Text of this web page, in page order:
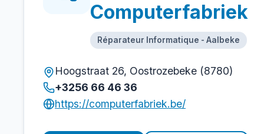
Computerfabriek
Réparateur Informatique - Aalbeke
Hoogstraat 26, Oostrozebeke (8780)
+3256 66 46 36
https://computerfabriek.be/